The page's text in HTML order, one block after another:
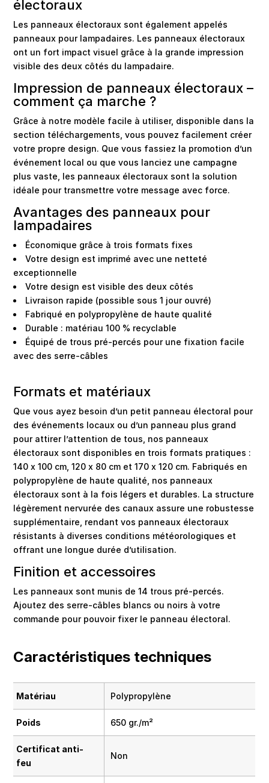
électoraux
Les panneaux électoraux sont également appelés
panneaux pour lampadaires. Les panneaux électoraux
ont un fort impact visuel grâce à la grande impression
visible des deux côtés du lampadaire.
Impression de panneaux électoraux –
comment ça marche ?
Grâce à notre modèle facile à utiliser, disponible dans la
section téléchargements, vous pouvez facilement créer
votre propre design. Que vous fassiez la promotion d’un
événement local ou que vous lanciez une campagne
plus vaste, les panneaux électoraux sont la solution
idéale pour transmettre votre message avec force.
Avantages des panneaux pour
lampadaires
Économique grâce à trois formats fixes
Votre design est imprimé avec une netteté
exceptionnelle
Votre design est visible des deux côtés
Livraison rapide (possible sous 1 jour ouvré)
Fabriqué en polypropylène de haute qualité
Durable : matériau 100 % recyclable
Équipé de trous pré-percés pour une fixation facile
avec des serre-câbles
Formats et matériaux
Que vous ayez besoin d’un petit panneau électoral pour
des événements locaux ou d’un panneau plus grand
pour attirer l’attention de tous, nos panneaux
électoraux sont disponibles en trois formats pratiques :
140 x 100 cm, 120 x 80 cm et 170 x 120 cm. Fabriqués en
polypropylène de haute qualité, nos panneaux
électoraux sont à la fois légers et durables. La structure
légèrement nervurée des canaux assure une robustesse
supplémentaire, rendant vos panneaux électoraux
résistants à diverses conditions météorologiques et
offrant une longue durée d’utilisation.
Finition et accessoires
Les panneaux sont munis de 14 trous pré-percés.
Ajoutez des serre-câbles blancs ou noirs à votre
commande pour pouvoir fixer le panneau électoral.
Caractéristiques techniques
Matériau Polypropylène
Poids 650 gr./m²
Certificat anti-
feu
Non